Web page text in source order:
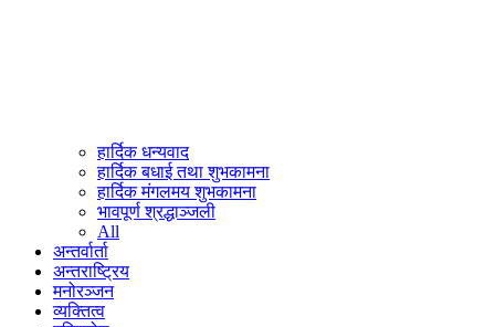
हार्दिक धन्यवाद
हार्दिक बधाई तथा शुभकामना
हार्दिक मंगलमय शुभकामना
भावपूर्ण श्रद्धाञ्जली
All
अन्तर्वार्ता
अन्तराष्ट्रिय
मनोरञ्जन
व्यक्तित्व